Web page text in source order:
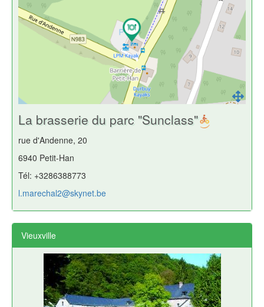
La brasserie du parc "Sunclass"
rue d'Andenne, 20
6940 Petit-Han
Tél: +3286388773
l.marechal2@skynet.be
Vieuxville